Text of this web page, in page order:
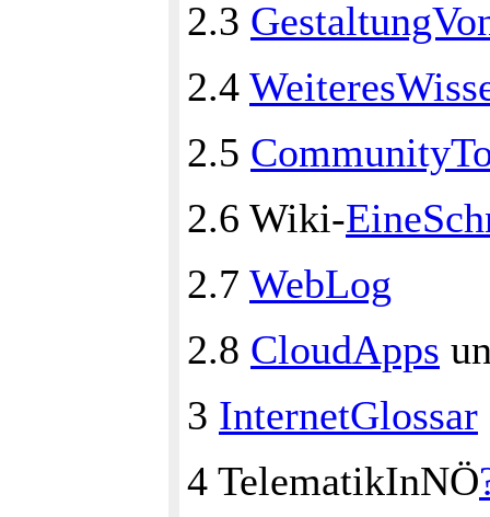
2.3
2.4
2.5
2.6 Wiki-
2.7 WebLog
2.8 CloudApps
3 InternetGlossar
4 TelematikInNÖ